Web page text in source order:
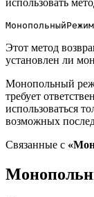
использовать
Этот метод
установлен ли
Монопольный
требует
использоваться
возможных
Связанные с